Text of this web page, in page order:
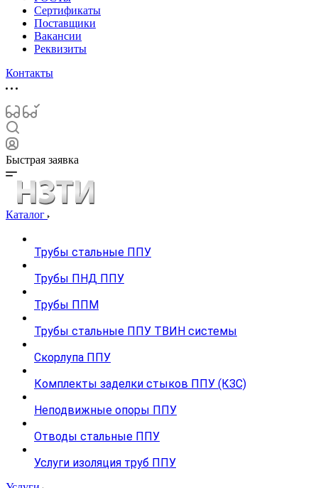
Сертификаты
Поставщики
Вакансии
Реквизиты
Контакты
Быстрая заявка
Каталог
Трубы стальные ППУ
Трубы ПНД ППУ
Трубы ППМ
Трубы стальные ППУ ТВИН системы
Скорлупа ППУ
Комплекты заделки стыков ППУ (КЗС)
Неподвижные опоры ППУ
Отводы стальные ППУ
Услуги изоляция труб ППУ